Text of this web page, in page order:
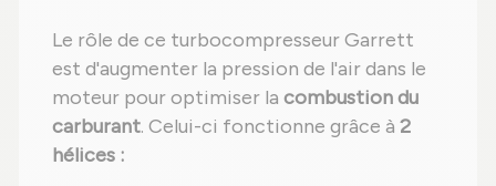
Le rôle de ce turbocompresseur Garrett
est d'augmenter la pression de l'air dans le
moteur pour optimiser la combustion du
carburant. Celui-ci fonctionne grâce à 2
hélices :